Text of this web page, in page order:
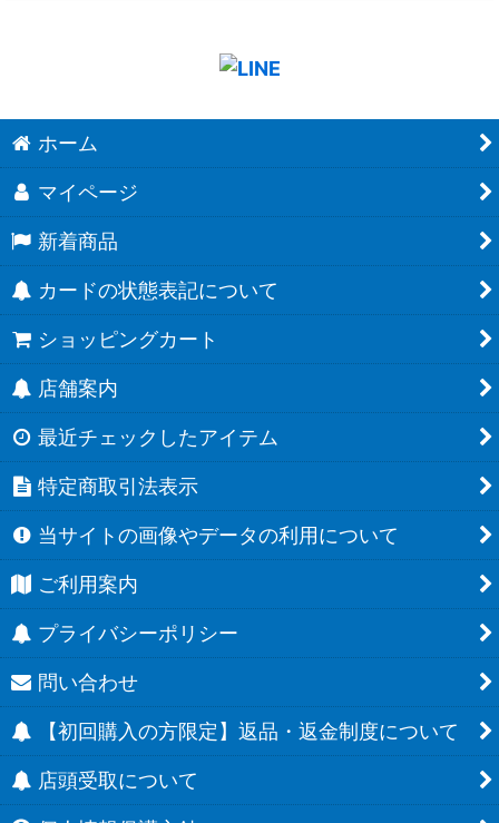
ホーム
マイページ
新着商品
カードの状態表記について
ショッピングカート
店舗案内
最近チェックしたアイテム
特定商取引法表示
当サイトの画像やデータの利用について
ご利用案内
プライバシーポリシー
問い合わせ
【初回購入の方限定】返品・返金制度について
店頭受取について